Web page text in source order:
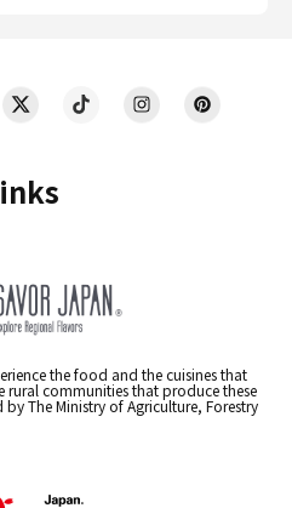
the food and the cuisines that
rural communities that produce these
by The Ministry of Agriculture, Forestry